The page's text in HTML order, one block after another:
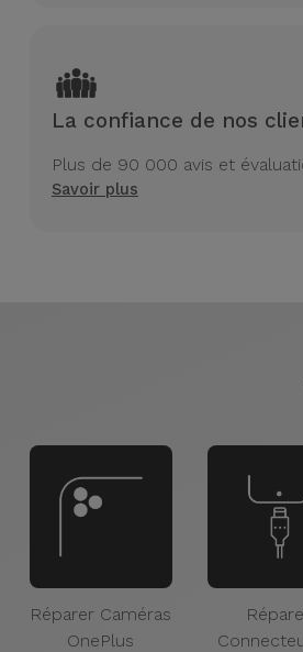
La confiance de nos
Plus de 90 000 avis et
Savoir plus
Réparer Caméras
OnePlus